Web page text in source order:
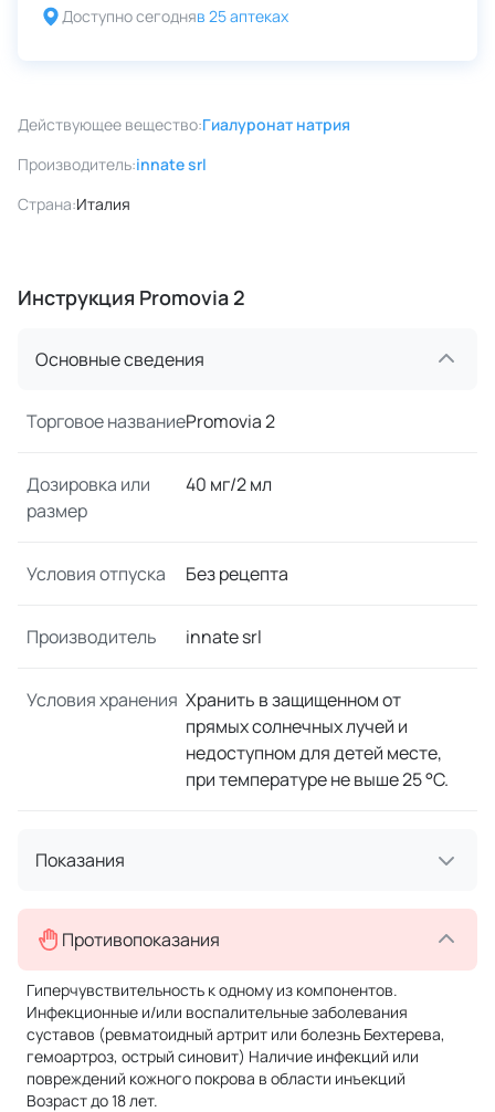
Доступно сегодняв 25 аптеках
Действующее вещество:Гиалуронат натрия
Производитель:innate srl
Страна:Италия
Инструкция Promovia 2
Основные сведения
Торговое названиеPromovia 2
Дозировка или
размер
40 мг/2 мл
Условия отпуска Без рецепта
Производитель innate srl
Условия хранения Хранить в защищенном от
прямых солнечных лучей и
недоступном для детей месте,
при температуре не выше 25 °C.
Показания
Противопоказания
Гиперчувствительность к одному из компонентов.
Инфекционные и/или воспалительные заболевания
суставов (ревматоидный артрит или болезнь Бехтерева,
гемоартроз, острый синовит) Наличие инфекций или
повреждений кожного покрова в области инъекций
Возраст до 18 лет.